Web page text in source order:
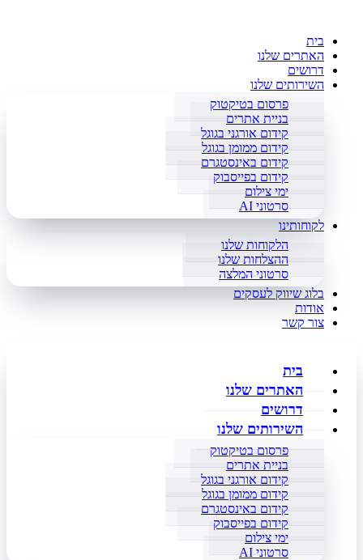
בית
האתרים שלנו
דרושים
השירותים שלנו
פרסום בטיקטוק
בניית אתרים
קידום אורגני בגוגל
קידום ממומן בגוגל
קידום באינסטגרם
קידום בפייסבוק
ימי צילום
סרטוני AI
לקוחותינו
הלקוחות שלנו
ההצלחות שלנו
סרטוני המלצה
בלוג שיווק לעסקים
אודות
צור קשר
בית
האתרים שלנו
דרושים
השירותים שלנו
פרסום בטיקטוק
בניית אתרים
קידום אורגני בגוגל
קידום ממומן בגוגל
קידום באינסטגרם
קידום בפייסבוק
ימי צילום
סרטוני AI